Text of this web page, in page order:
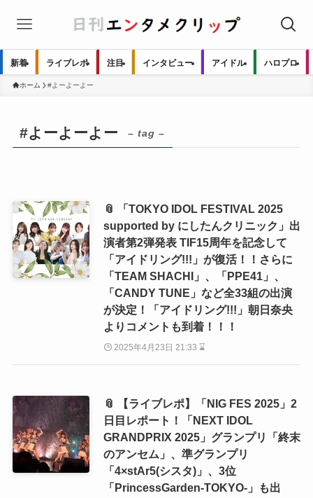
新着 ライブレポ 注目 インタビュー アイドル ハロプロ
ホーム #よーよーよー
#よーよーよー – tag –
📎 「TOKYO IDOL FESTIVAL 2025
supported by にしたんクリニック」出
演者第2弾発表 TIF15周年を記念して
「アイドリング!!!」が復活！！さらに
「TEAM SHACHI」、「PPE41」、
「CANDY TUNE」など全33組の出演
が決定！「アイドリング!!!」朝日奈央
よりコメントも到着！！！
2025年4月23日 21:33 ⌛
📎 【ライブレポ】「NIG FES 2025」2
日目レポート！「NEXT IDOL
GRANDPRIX 2025」グランプリ「終末
のアンセム」、準グランプリ
「4×stAr5(シスタ)」、3位
「PrincessGarden-TOKYO-」も出